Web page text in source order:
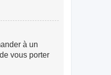
à un
vous porter